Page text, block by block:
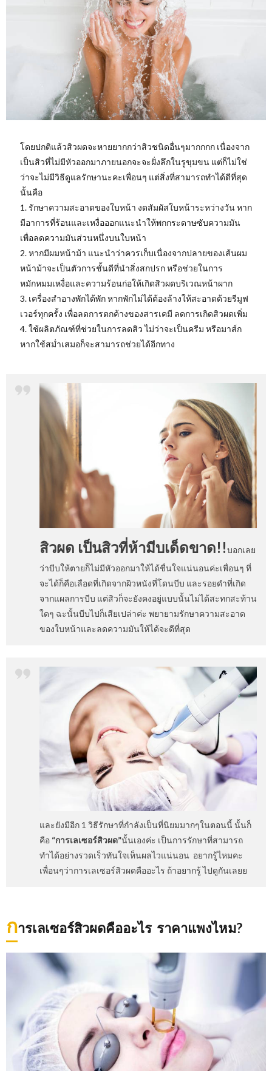
โดยปกติแล้วสิวผดจะหายยากกว่าสิวชนิดอื่นๆมากกกก เนื่องจาก
เป็นสิวที่ไม่มีหัวออกมาภายนอกจะจะฝั่งลึกในรูขุมขน แต่ก็ไม่ใช่
ว่าจะไม่มีวิธีดูแลรักษานะคะเพื่อนๆ แต่สิ่งที่สามารถทำได้ดีที่สุด
นั้นคือ
1. รักษาความสะอาดของใบหน้า งดสัมผัสใบหน้าระหว่างวัน หาก
มีอาการที่ร้อนและเหงื่อออกแนะนำให้พกกระดาษซับความมัน
เพื่อลดความมันส่วนหนึ่งบนใบหน้า
2. หากมีผมหน้าม้า แนะนำว่าควรเก็บเนื่องจากปลายของเส้นผม
หน้าม้าจะเป็นตัวการชั้นดีที่นำสิ่งสกปรก หรือช่วยในการ
หมักหมมเหงื่อและความร้อนก่อให้เกิดสิวผดบริเวณหน้าผาก
3. เครื่องสำอางพักได้พัก หากพักไม่ได้ต้องล้างให้สะอาดด้วยรีมูฟ
เวอร์ทุกครั้ง เพื่อลดการตกค้างของสารเคมี ลดการเกิดสิวผดเพิ่ม
4. ใช้ผลิตภัณฑ์ที่ช่วยในการลดสิว ไม่ว่าจะเป็นครีม หรือมาส์ก
หากใช้สม่ำเสมอก็จะสามารถช่วยได้อีกทาง
สิวผด เป็นสิวที่ห้ามีบเด็ดขาด!!บอกเลย
ว่าบีบให้ตายก็ไม่มีหัวออกมาให้ได้ชื่นใจแน่นอนค่ะเพื่อนๆ ที่
จะได้ก็คือเลือดที่เกิดจากผิวหนังที่โดนบีบ และรอยดำที่เกิด
จากแผลการบีบ แต่สิวก็จะยังคงอยู่แบบนั้นไม่ได้สะทกสะท้าน
ใดๆ ฉะนั้นบีบไปก็เสียเปล่าค่ะ พยายามรักษาความสะอาด
ของใบหน้าและลดความมันให้ได้จะดีที่สุด
และยังมีอีก 1 วิธีรักษาที่กำลังเป็นที่นิยมมากๆในตอนนี้ นั้นก็
คือ “การเลเซอร์สิวผด”นั้นเองค่ะ เป็นการรักษาที่สามารถ
ทำได้อย่างรวดเร็วทันใจเห็นผลไวแน่นอน อยากรู้ไหมคะ
เพื่อนๆว่าการเลเซอร์สิวผดคืออะไร ถ้าอยากรู้ ไปดูกันเลยย
การเลเซอร์สิวผดคืออะไร ราคาแพงไหม?